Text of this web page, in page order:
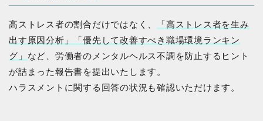
高ストレス者の割合だけではなく、
「高ストレス者を生み
出す原因分析」「優先して改善すべき職場環境ランキン
グ」 など、労働者のメンタルヘルス不調を防止するヒント
が詰まった報告書を提出いたします。
ハラスメントに関する回答の状況も確認いただけます。